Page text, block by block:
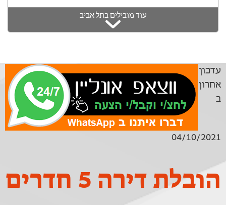
עוד מובילים בתל אביב
עדכון
אחרון
ב
04/10/2021
הובלת דירה 5 חדרים